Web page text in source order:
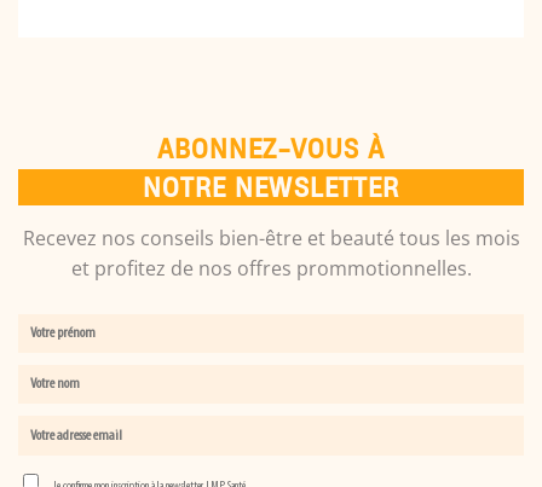
ABONNEZ-VOUS À
NOTRE NEWSLETTER
Recevez nos conseils bien-être et beauté tous les mois
et profitez de nos offres prommotionnelles.